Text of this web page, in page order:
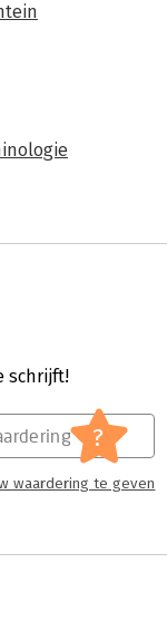
schrijft!
?
waardering te geven